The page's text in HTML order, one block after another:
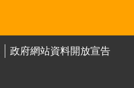
政府網站資料開放宣告